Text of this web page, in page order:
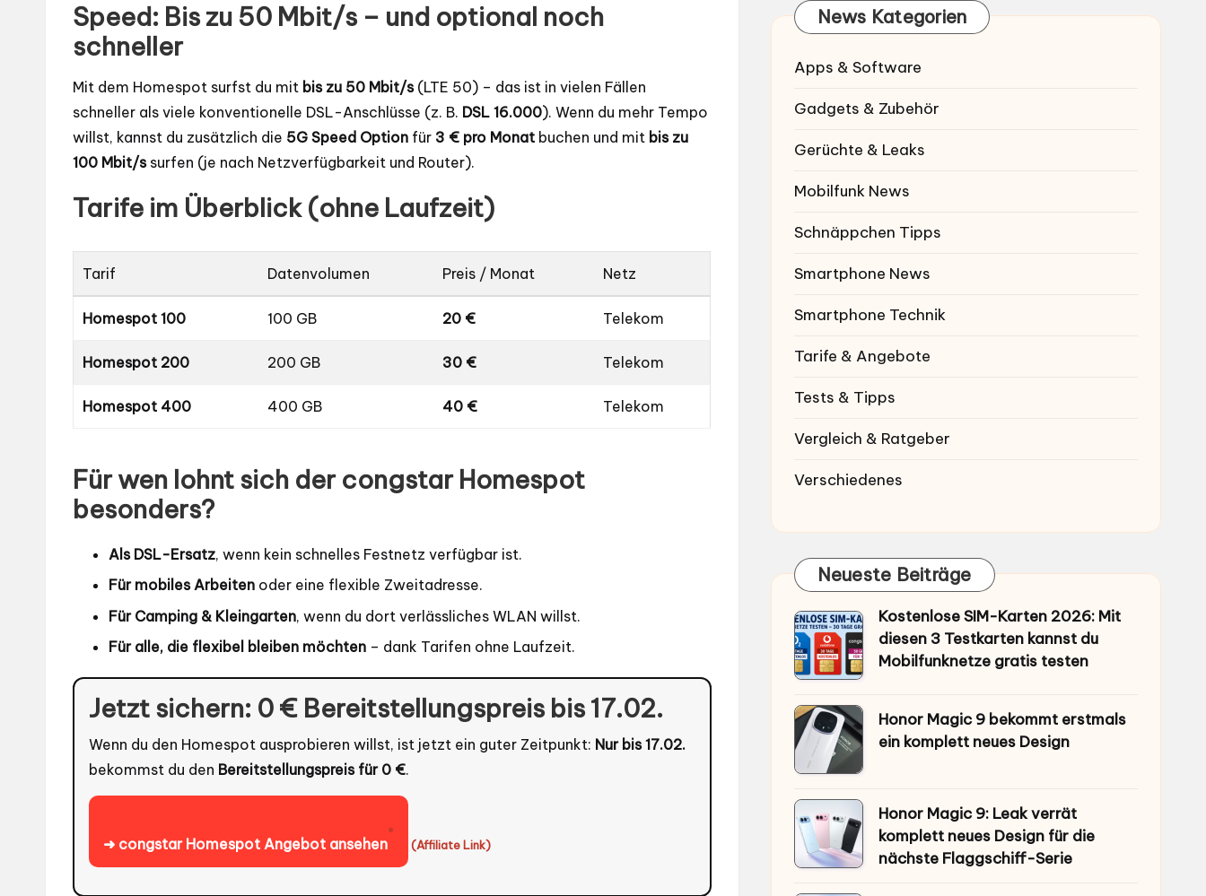
Speed: Bis zu 50 Mbit/s – und optional noch
schneller
Mit dem Homespot surfst du mit bis zu 50 Mbit/s(LTE 50) – das ist in vielen Fällen
schneller als viele konventionelle DSL-Anschlüsse (z. B. DSL 16.000). Wenn du mehr Tempo
willst, kannst du zusätzlich die 5G Speed Option für 3 € pro Monat buchen und mit bis zu
100 Mbit/ssurfen (je nach Netzverfügbarkeit und Router).
Tarife im Überblick (ohne Laufzeit)
Tarif Datenvolumen Preis / Monat Netz
Homespot 100 100 GB 20 € Telekom
Homespot 200 200 GB 30 € Telekom
Homespot 400 400 GB 40 € Telekom
Für wen lohnt sich der congstar Homespot
besonders?
Als DSL-Ersatz, wenn kein schnelles Festnetz verfügbar ist.
Für mobiles Arbeiten oder eine flexible Zweitadresse.
Für Camping & Kleingarten, wenn du dort verlässliches WLAN willst.
Für alle, die flexibel bleiben möchten – dank Tarifen ohne Laufzeit.
Jetzt sichern: 0 € Bereitstellungspreis bis 17.02.
Wenn du den Homespot ausprobieren willst, ist jetzt ein guter Zeitpunkt: Nur bis 17.02.
bekommst du den Bereitstellungspreis für 0 €.
➜ congstar Homespot Angebot ansehen
*
(Affiliate Link)
News Kategorien
Apps & Software
Gadgets & Zubehör
Gerüchte & Leaks
Mobilfunk News
Schnäppchen Tipps
Smartphone News
Smartphone Technik
Tarife & Angebote
Tests & Tipps
Vergleich & Ratgeber
Verschiedenes
Neueste Beiträge
Kostenlose SIM-Karten 2026: Mit
diesen 3 Testkarten kannst du
Mobilfunknetze gratis testen
Honor Magic 9 bekommt erstmals
ein komplett neues Design
Honor Magic 9: Leak verrät
komplett neues Design für die
nächste Flaggschiff-Serie